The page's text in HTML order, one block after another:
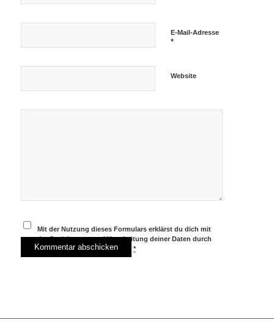
E-Mail-Adresse
*
Website
Mit der Nutzung dieses Formulars erklärst du dich mit
der Speicherung und Verarbeitung deiner Daten durch
diese Website einverstanden.*